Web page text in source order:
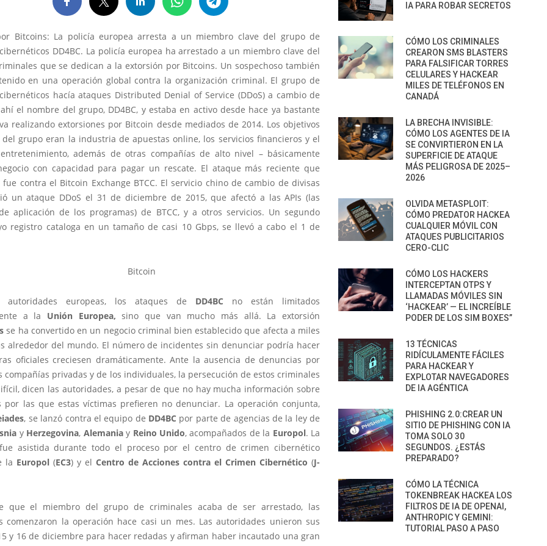
Bitcoins: La policía europea arresta a un miembro clave del grupo de
DD4BC. La policía europea ha arrestado a un miembro clave del
que se dedican a la extorsión por Bitcoins. Un sospechoso también
en una operación global contra la organización criminal. El grupo de
hacía ataques Distributed Denial of Service (DDoS) a cambio de
el nombre del grupo, DD4BC, y estaba en activo desde hace ya bastante
realizando extorsiones por Bitcoin desde mediados de 2014. Los objetivos
grupo eran la industria de apuestas online, los servicios financieros y el
además de otras compañías de alto nivel – básicamente
con capacidad para pagar un rescate. El ataque más reciente que
contra el Bitcoin Exchange BTCC. El servicio chino de cambio de divisas
un ataque DDoS el 31 de diciembre de 2015, que afectó a las APIs (las
aplicación de los programas) de BTCC, y a otros servicios. Un segundo
registro cataloga en un tamaño de casi 10 Gbps, se llevó a cabo el 1 de
autoridades europeas, los ataques de DD4BC no están limitados
a la Unión Europea, sino que van mucho más allá. La extorsión
se ha convertido en un negocio criminal bien establecido que afecta a miles
alrededor del mundo. El número de incidentes sin denunciar podría hacer
oficiales creciesen dramáticamente. Ante la ausencia de denuncias por
compañías privadas y de los individuales, la persecución de estos criminales
dicen las autoridades, a pesar de que no hay mucha información sobre
por las que estas víctimas prefieren no denunciar. La operación conjunta,
, se lanzó contra el equipo de DD4BC por parte de agencias de la ley de
y Herzegovina, Alemaniay Reino Unido, acompañados de la Europol. La
asistida durante todo el proceso por el centro de crimen cibernético
la Europol (EC3) y el Centro de Acciones contra el Crimen Cibernético (J-
que el miembro del grupo de criminales acaba de ser arrestado, las
comenzaron la operación hace casi un mes. Las autoridades unieron sus
y 16 de diciembre para hacer redadas y afirman haber incautado una gran
IA PARA ROBAR SECRETOS
CÓMO LOS CRIMINALES
CREARON SMS BLASTERS
PARA FALSIFICAR TORRES
CELULARES Y HACKEAR
MILES DE TELÉFONOS EN
CANADÁ
LA BRECHA INVISIBLE:
CÓMO LOS AGENTES DE IA
SE CONVIRTIERON EN LA
SUPERFICIE DE ATAQUE
MÁS PELIGROSA DE 2025–
2026
OLVIDA METASPLOIT:
CÓMO PREDATOR HACKEA
CUALQUIER MÓVIL CON
ATAQUES PUBLICITARIOS
CERO-CLIC
CÓMO LOS HACKERS
INTERCEPTAN OTPS Y
LLAMADAS MÓVILES SIN
‘HACKEAR’ — EL INCREÍBLE
PODER DE LOS SIM BOXES”
13 TÉCNICAS
RIDÍCULAMENTE FÁCILES
PARA HACKEAR Y
EXPLOTAR NAVEGADORES
DE IA AGÉNTICA
PHISHING 2.0:CREAR UN
SITIO DE PHISHING CON IA
TOMA SOLO 30
SEGUNDOS. ¿ESTÁS
PREPARADO?
CÓMO LA TÉCNICA
TOKENBREAK HACKEA LOS
FILTROS DE IA DE OPENAI,
ANTHROPIC Y GEMINI:
TUTORIAL PASO A PASO